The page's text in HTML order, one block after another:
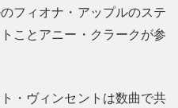
フィオナ・アップルのステ
ことアニー・クラークが参
・ヴィンセントは数曲で共